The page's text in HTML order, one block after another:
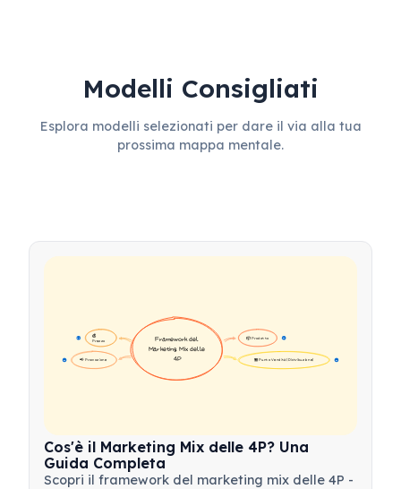
Modelli Consigliati
Esplora modelli selezionati per dare il via alla tua
prossima mappa mentale.
📦 Prodotto
💰
Prezzo
🏪 Punto Vendita (Distribuzione) 17
📢 Promozione
17
Framework del
Marketing Mix delle
4P
Cos'è il Marketing Mix delle 4P? Una
Guida Completa
Scopri il framework del marketing mix delle 4P -